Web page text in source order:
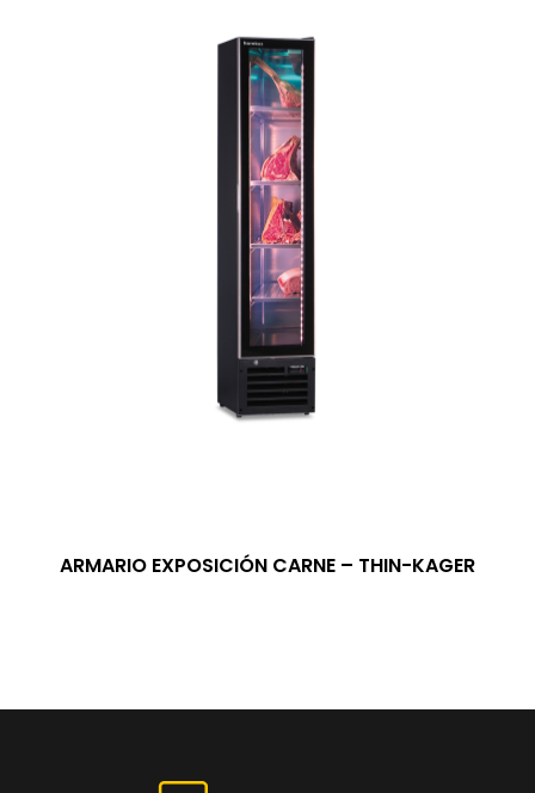
ARMARIO EXPOSICIÓN CARNE – THIN-KAGER